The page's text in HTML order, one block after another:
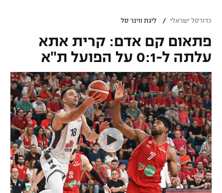
VOD
רץ ברשת
גביע הטוטו
ליגיונרים
גביע המדינה
נבחרת ישראל
מכבי חיפה
בית"ר ירושלים
ליגת האלופות
ליגה אירופית
ליגה אנגלית
ליגה גרמנית
ליגה ספרדית
ליגה איטלקית
ליגה צרפתית
כדורסל ישראלי
ליגת ווינר סל
ליגה לאומית
כדורסל נשים
מכבי תל אביב
הפועל חולון
כדורסל עולמי
NBA
יורוליג
יורוקאפ
ענפים נוספים
טניס
כדוריד
כדורעף
כדורסל ישראלי / ליגת ווינר סל
פתאום קם אדם: קרית אתא
עלתה ל-0:1 על הפועל ת"א